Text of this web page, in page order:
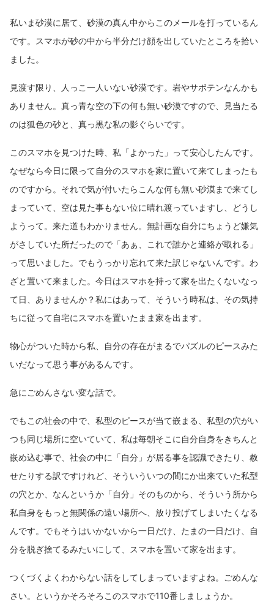
私いま砂漠に居て、砂漠の真ん中からこのメールを打っているん
です。スマホが砂の中から半分だけ顔を出していたところを拾い
ました。
見渡す限り、人っこ一人いない砂漠です。岩やサボテンなんかも
ありません。真っ青な空の下の何も無い砂漠ですので、見当たる
のは狐色の砂と、真っ黒な私の影ぐらいです。
このスマホを見つけた時、私「よかった」って安心したんです。
なぜなら今日に限って自分のスマホを家に置いて来てしまったも
のですから。それで気が付いたらこんな何も無い砂漠まで来てし
まっていて、空は見た事もない位に晴れ渡っていますし、どうし
ようって。来た道もわかりません。無計画な自分にちょうど嫌気
がさしていた所だったので「あぁ、これで誰かと連絡が取れる」
って思いました。でもうっかり忘れて来た訳じゃないんです。わ
ざと置いて来ました。今日はスマホを持って家を出たくないなっ
て日、ありませんか？私にはあって、そういう時私は、その気持
ちに従って自宅にスマホを置いたまま家を出ます。
物心がついた時から私、自分の存在がまるでパズルのピースみた
いだなって思う事があるんです。
急にごめんさない変な話で。
でもこの社会の中で、私型のピースが当て嵌まる、私型の穴がい
つも同じ場所に空いていて、私は毎朝そこに自分自身をきちんと
嵌め込む事で、社会の中に「自分」が居る事を認識できたり、赦
せたりする訳ですけれど、そういういつの間にか出来ていた私型
の穴とか、なんというか「自分」そのものから、そういう所から
私自身をもっと無関係の遠い場所へ、放り投げてしまいたくなる
んです。でもそうはいかないから一日だけ、たまの一日だけ、自
分を脱ぎ捨てるみたいにして、スマホを置いて家を出ます。
つくづくよくわからない話をしてしまっていますよね。ごめんな
さい。というかそろそろこのスマホで110番しましょうか。